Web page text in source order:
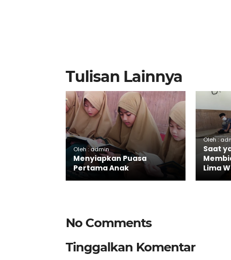
Tulisan Lainnya
Oleh : admin
Menyiapkan Puasa
Pertama Anak
Oleh :
Saat
Lima
No Comments
Tinggalkan Komentar